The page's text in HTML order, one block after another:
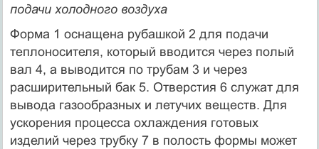
подачи холодного воздуха
Форма 1 оснащена рубашкой 2 для подачи
теплоносителя, который вводится через полый
вал 4, а выводится по трубам 3 и через
расширительный бак 5. Отверстия 6 служат для
вывода газообразных и летучих веществ. Для
ускорения процесса охлаждения готовых
изделий через трубку 7 в полость формы может